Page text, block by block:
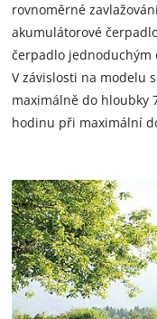
rovnoměrné
akumulátorové
čerpadlo
V závislosti na modelu
maximálně do hloubky
hodinu při maximální